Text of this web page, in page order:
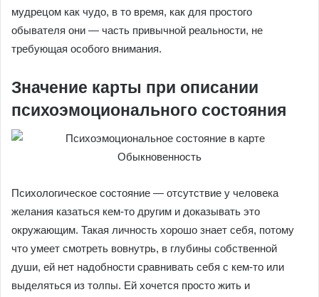
мудрецом как чудо, в то время, как для простого
обывателя они — часть привычной реальности, не
требующая особого внимания.
Значение карты при описании
психоэмоционального состояния
Психологическое состояние — отсутствие у человека
желания казаться кем-то другим и доказывать это
окружающим. Такая личность хорошо знает себя, потому
что умеет смотреть вовнутрь, в глубины собственной
души, ей нет надобности сравнивать себя с кем-то или
выделяться из толпы. Ей хочется просто жить и